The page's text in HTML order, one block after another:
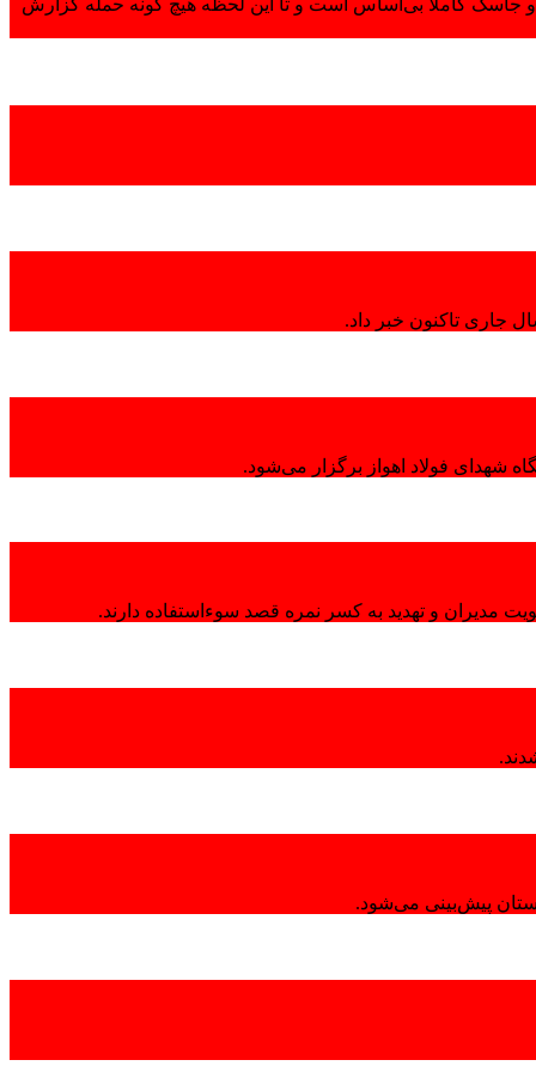
و جاسک کاملاً بی‌اساس است و تا این لحظه هیچ گونه حمله گزارش
جاری تاکنون خبر داد.
شهدای فولاد اهواز برگزار می‌شود.
مدیران و تهدید به کسر نمره قصد سوءاستفاده دارند.
پیش‌بینی می‌شود.